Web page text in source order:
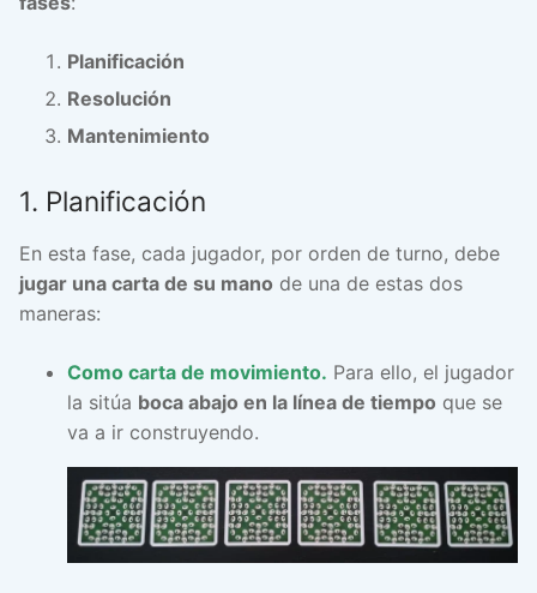
Planificación
Resolución
Mantenimiento
1. Planificación
En esta fase, cada jugador, por orden de turno, debe
jugar una carta de su mano de una de estas dos
maneras:
Como carta de movimiento. Para ello, el jugador
la sitúa boca abajo en la línea de tiempo que se
va a ir construyendo.